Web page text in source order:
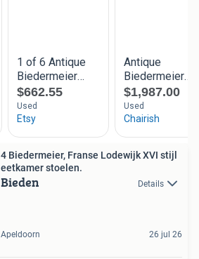
4 Biedermeier, Franse Lodewijk XVI stijl
eetkamer stoelen.
Bieden Details
Apeldoorn 26 jul 26